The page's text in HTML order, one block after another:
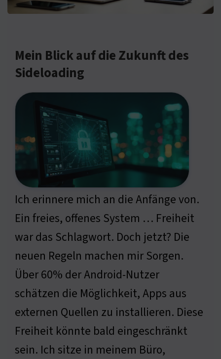
Mein Blick auf die Zukunft des
Sideloading
Ich erinnere mich an die Anfänge von.
Ein freies, offenes System … Freiheit
war das Schlagwort. Doch jetzt? Die
neuen Regeln machen mir Sorgen.
Über 60% der Android-Nutzer
schätzen die Möglichkeit, Apps aus
externen Quellen zu installieren. Diese
Freiheit könnte bald eingeschränkt
sein. Ich sitze in meinem Büro,